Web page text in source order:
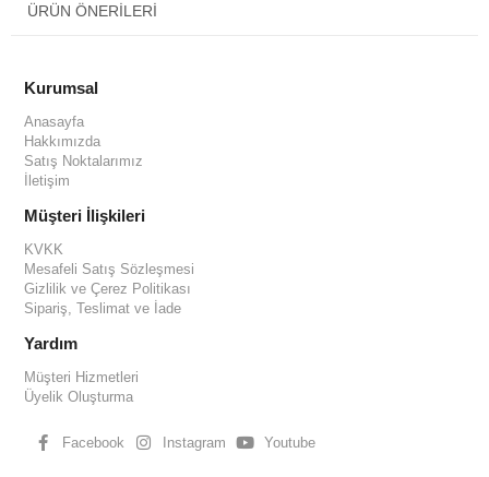
ÜRÜN ÖNERILERI
Kurumsal
Anasayfa
Hakkımızda
Satış Noktalarımız
İletişim
Müşteri İlişkileri
KVKK
Mesafeli Satış Sözleşmesi
Gizlilik ve Çerez Politikası
Sipariş, Teslimat ve İade
Yardım
Müşteri Hizmetleri
Üyelik Oluşturma
Facebook Instagram Youtube